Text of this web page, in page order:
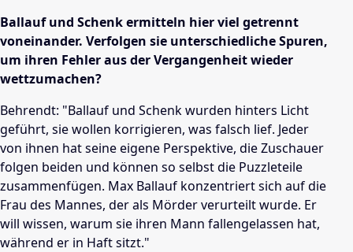
Ballauf und Schenk ermitteln hier viel getrennt
voneinander. Verfolgen sie unterschiedliche Spuren,
um ihren Fehler aus der Vergangenheit wieder
wettzumachen?
Behrendt: "Ballauf und Schenk wurden hinters Licht
geführt, sie wollen korrigieren, was falsch lief. Jeder
von ihnen hat seine eigene Perspektive, die Zuschauer
folgen beiden und können so selbst die Puzzleteile
zusammenfügen. Max Ballauf konzentriert sich auf die
Frau des Mannes, der als Mörder verurteilt wurde. Er
will wissen, warum sie ihren Mann fallengelassen hat,
während er in Haft sitzt."